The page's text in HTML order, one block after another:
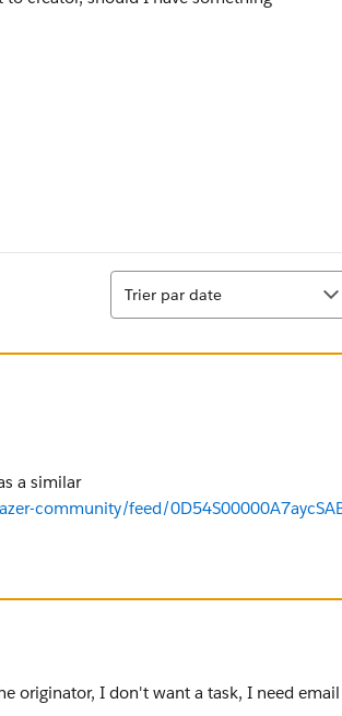
Tri
Trier par date
a similar
community/feed/
originator, I don't want a task, I need email